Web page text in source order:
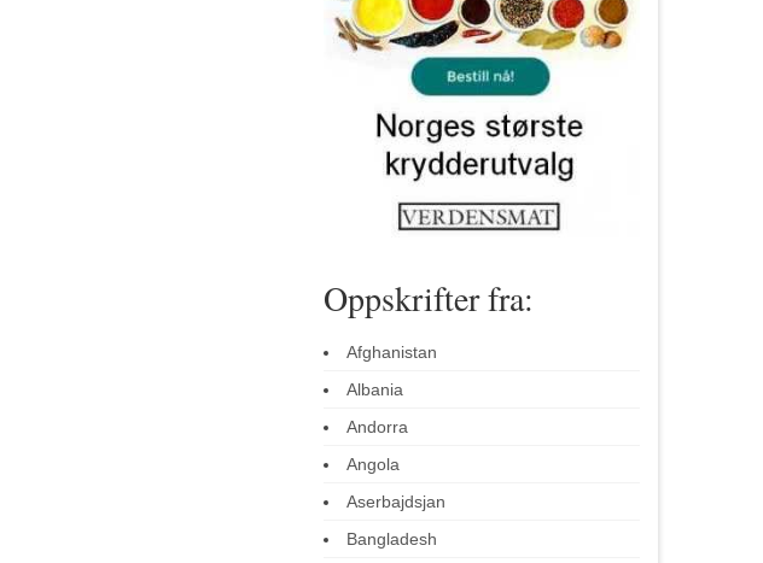
Oppskrifter fra:
Afghanistan
Albania
Andorra
Angola
Aserbajdsjan
Bangladesh